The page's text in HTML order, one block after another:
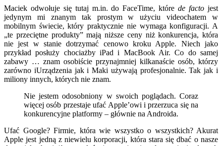
Maciek odwołuje się tutaj m.in. do FaceTime, którede facto jest
jedynym mi znanym tak prostym w użyciu videochatem w
mobilnym świecie, który praktycznie nie wymaga konfiguracji. A
„te przeciętne produkty” mają niższe ceny niż konkurencja, która
nie jest w stanie dotrzymać cenowo kroku Apple. Niech jako
przykład posłuży chociażby iPad i MacBook Air. Co do samej
zabawy … znam osobiście przynajmniej kilkanaście osób, którzy
zarówno iUrządzenia jak i Maki używają profesjonalnie. Tak jak i
miliony innych, których nie znam.
Nie jestem odosobniony w swoich poglądach. Coraz
więcej osób przestaje ufać Apple’owi i przerzuca się na
konkurencyjne platformy – głównie na Androida.
Ufać Google? Firmie, która wie wszystko o wszystkich? Akurat
Apple jest jedną z niewielu korporacji, która stara się dbać o nasze